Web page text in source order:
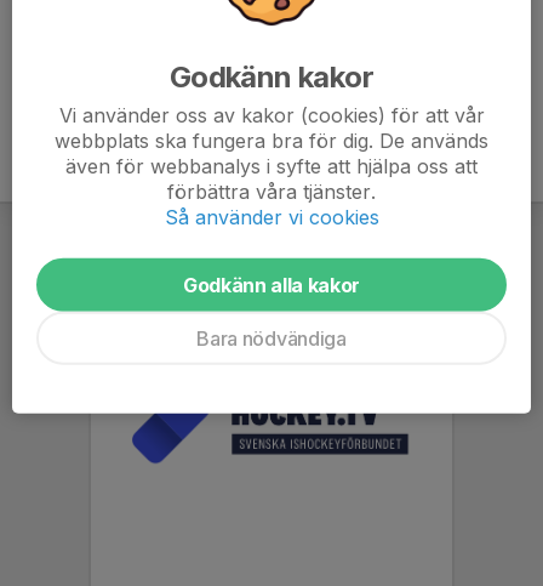
Godkänn kakor
Vi använder oss av kakor (cookies) för att vår
webbplats ska fungera bra för dig. De används
även för webbanalys i syfte att hjälpa oss att
förbättra våra tjänster.
Så använder vi cookies
Godkänn alla kakor
Bara nödvändiga